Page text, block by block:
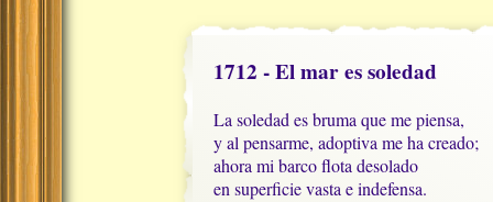
1712 - El mar es soledad
La soledad es bruma que me piensa,
y al pensarme, adoptiva me ha creado;
ahora mi barco flota desolado
en superficie vasta e indefensa.